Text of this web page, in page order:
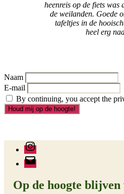
heenreis op de fiets was
de weilanden. Goede
tafeltjes in de
heel erg
Naam
E-mail
By continuing, you accept the
Instagram
E-
mail
Op de hoogte blijven